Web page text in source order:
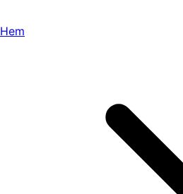
Hem